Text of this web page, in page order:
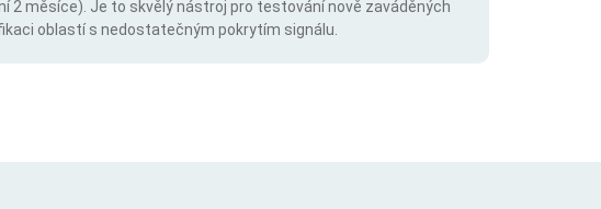
2 měsíce). Je to skvělý nástroj pro testování nově zaváděných
oblastí s nedostatečným pokrytím signálu.